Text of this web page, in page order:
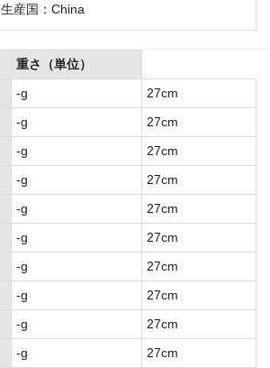
生産国：China
重さ（単位）
-g
27cm
-g
27cm
-g
27cm
-g
27cm
-g
27cm
-g
27cm
-g
27cm
-g
27cm
-g
27cm
-g
27cm